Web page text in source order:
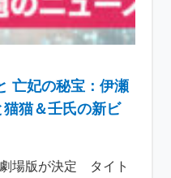
亡妃の秘宝：伊瀬
猫＆壬氏の新ビ
劇場版が決定 タイト